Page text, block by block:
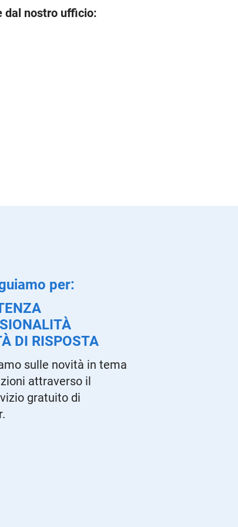
dal nostro ufficio:
per:
DI RISPOSTA
sulle novità in tema
attraverso il
gratuito di